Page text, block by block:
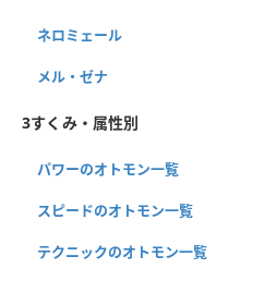
ネロミェール
メル・ゼナ
3すくみ・属性別
パワーのオトモン一覧
スピードのオトモン一覧
テクニックのオトモン一覧